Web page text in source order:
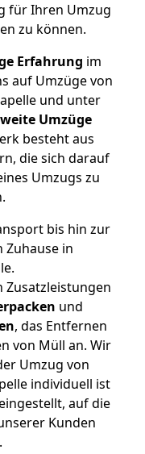
für Ihren Umzug
zu können.
Erfahrung im
auf Umzüge von
und unter
Umzüge
besteht aus
die sich darauf
Umzugs zu
bis hin zur
Zuhause in
Zusatzleistungen
und
, das Entfernen
von Müll an. Wir
Umzug von
individuell ist
auf die
Kunden